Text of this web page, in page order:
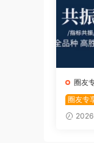
圈友
圈友专
战法